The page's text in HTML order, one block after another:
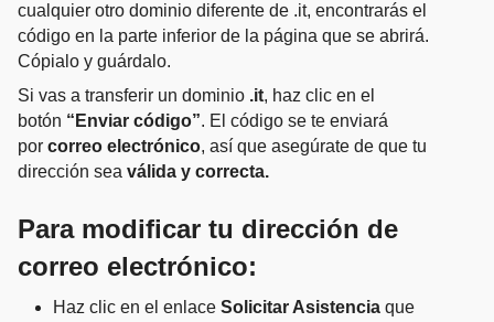
cualquier otro dominio diferente de .it, encontrarás el
código en la parte inferior de la página que se abrirá.
Cópialo y guárdalo.
Si vas a transferir un dominio .it, haz clic en el
botón “Enviar código”. El código se te enviará
por correo electrónico, así que asegúrate de que tu
dirección sea válida y correcta.
Para modificar tu dirección de
correo electrónico:
Haz clic en el enlace Solicitar Asistencia que